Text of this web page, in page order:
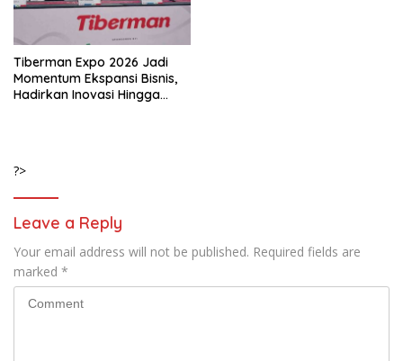
Tiberman Expo 2026 Jadi
Momentum Ekspansi Bisnis,
Hadirkan Inovasi Hingga
?>
Leave a Reply
Your email address will not be published. Required fields are
marked *